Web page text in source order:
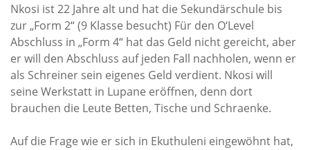
Wasser für Ekuthuleni
Arbeitseinsatz_J.Blank 2016
Werkarbeiten 2015
Marktstand Nürtingen 2015
Bilder aus Zimbabwe
Nkosi ist 22 Jahre alt und hat die Sekundärschule bis
zur „Form 2“ (9 Klasse besucht) Für den O‘Level
Abschluss in „Form 4“ hat das Geld nicht gereicht, aber
er will den Abschluss auf jeden Fall nachholen, wenn er
als Schreiner sein eigenes Geld verdient. Nkosi will
seine Werkstatt in Lupane eröffnen, denn dort
brauchen die Leute Betten, Tische und Schraenke.
Auf die Frage wie er sich in Ekuthuleni eingewöhnt hat,